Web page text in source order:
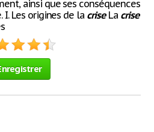
ainsi que ses conséquences
Les origines de la criseLa crise